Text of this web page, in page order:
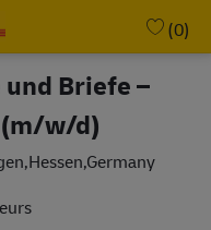
(0)
Briefe –
w/d)